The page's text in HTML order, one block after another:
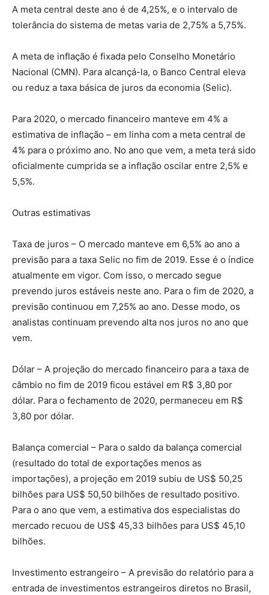
A meta central deste ano é de 4,25%, e o intervalo de
tolerância do sistema de metas varia de 2,75% a 5,75%.
A meta de inflação é fixada pelo Conselho Monetário
Nacional (CMN). Para alcançá-la, o Banco Central eleva
ou reduz a taxa básica de juros da economia (Selic).
Para 2020, o mercado financeiro manteve em 4% a
estimativa de inflação – em linha com a meta central de
4% para o próximo ano. No ano que vem, a meta terá sido
oficialmente cumprida se a inflação oscilar entre 2,5% e
5,5%.
Outras estimativas
Taxa de juros – O mercado manteve em 6,5% ao ano a
previsão para a taxa Selic no fim de 2019. Esse é o índice
atualmente em vigor. Com isso, o mercado segue
prevendo juros estáveis neste ano. Para o fim de 2020, a
previsão continuou em 7,25% ao ano. Desse modo, os
analistas continuam prevendo alta nos juros no ano que
vem.
Dólar – A projeção do mercado financeiro para a taxa de
câmbio no fim de 2019 ficou estável em R$ 3,80 por
dólar. Para o fechamento de 2020, permaneceu em R$
3,80 por dólar.
Balança comercial – Para o saldo da balança comercial
(resultado do total de exportações menos as
importações), a projeção em 2019 subiu de US$ 50,25
bilhões para US$ 50,50 bilhões de resultado positivo.
Para o ano que vem, a estimativa dos especialistas do
mercado recuou de US$ 45,33 bilhões para US$ 45,10
bilhões.
Investimento estrangeiro – A previsão do relatório para a
entrada de investimentos estrangeiros diretos no Brasil,